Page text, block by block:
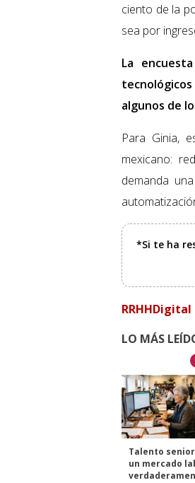
ciento de la
sea por
La
algunos de
Para Ginia,
mexicano:
demanda
*Si te ha
RRHHDigital
LO MÁS
Talento
un mercado